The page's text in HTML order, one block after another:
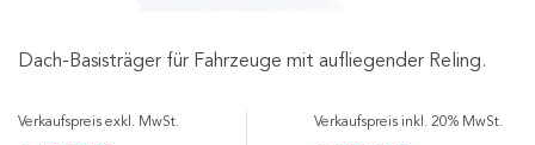
Dach-Basisträger für Fahrzeuge mit aufliegender Reling.
Verkaufspreis exkl. MwSt. Verkaufspreis inkl. 20% MwSt.